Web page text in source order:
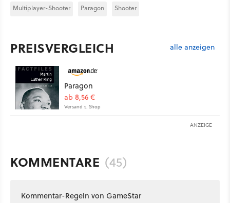
Multiplayer-Shooter Paragon Shooter
PREISVERGLEICH alle anzeigen
Paragon
ab 8,56 €
Versand s. Shop
ANZEIGE
KOMMENTARE (45)
Kommentar-Regeln von GameStar